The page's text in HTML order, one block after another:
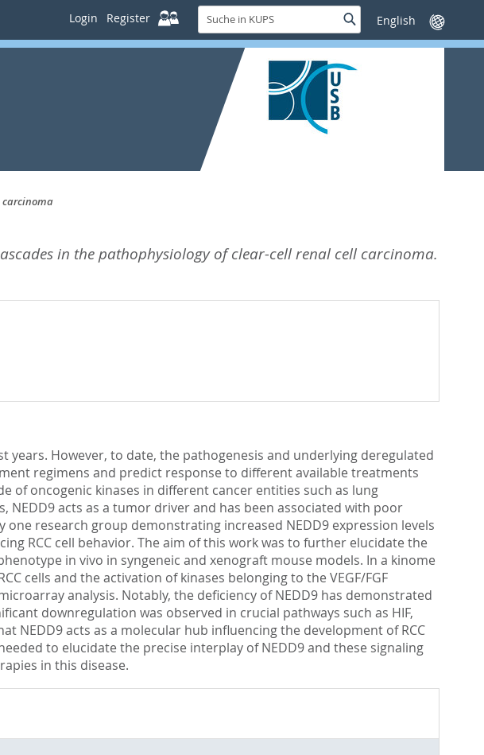
Login Register
Suche
in
KUPS
SucheSprache
wechseln
carcinoma
in the pathophysiology of clear-cell renal cell carcinoma.
years. However, to date, the pathogenesis and underlying deregulated
regimens and predict response to different available treatments
of oncogenic kinases in different cancer entities such as lung
acts as a tumor driver and has been associated with poor
research group demonstrating increased NEDD9 expression levels
RCC cell behavior. The aim of this work was to further elucidate the
in vivo in syngeneic and xenograft mouse models. In a kinome
cells and the activation of kinases belonging to the VEGF/FGF
analysis. Notably, the deficiency of NEDD9 has demonstrated
downregulation was observed in crucial pathways such as HIF,
NEDD9 acts as a molecular hub influencing the development of RCC
to elucidate the precise interplay of NEDD9 and these signaling
in this disease.